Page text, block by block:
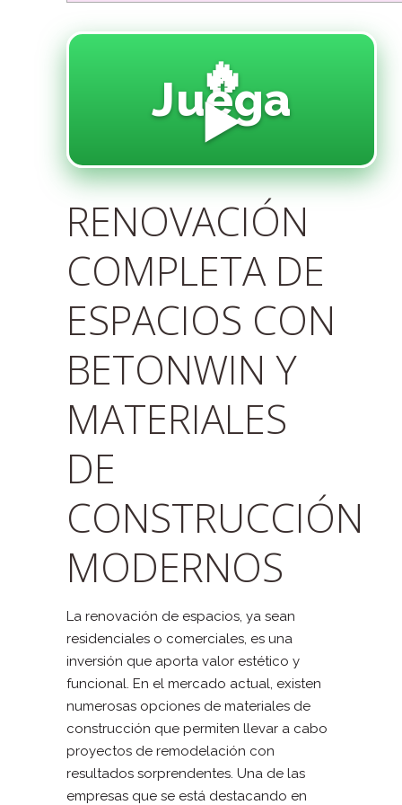
🔥
Juega
▶️
RENOVACIÓN
COMPLETA DE
ESPACIOS CON
BETONWIN Y
MATERIALES
DE
CONSTRUCCIÓN
MODERNOS
La renovación de espacios, ya sean
residenciales o comerciales, es una
inversión que aporta valor estético y
funcional. En el mercado actual, existen
numerosas opciones de materiales de
construcción que permiten llevar a cabo
proyectos de remodelación con
resultados sorprendentes. Una de las
empresas que se está destacando en